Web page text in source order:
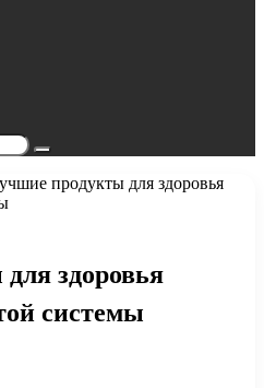
Поиск...
продукты для здоровья
здоровья
системы